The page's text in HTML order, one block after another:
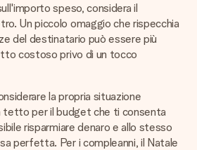
speso, considera il
Un piccolo omaggio che rispecchia
del destinatario può essere più
costoso privo di un tocco
la propria situazione
tetto per il budget che ti consenta
risparmiare denaro e allo stesso
perfetta. Per i compleanni, il Natale